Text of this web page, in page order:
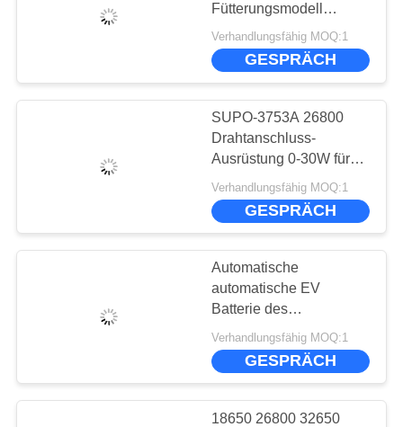
JETZT.
SITEMAP
POLICY
Fütterungsmodell
SUPO-3753A EV-
Batterie-18650
Verhandlungsfähig MOQ:1
GESPRÄCH
SUPO-3753A 26800
Drahtanschluss-
Ausrüstung 0-30W für
Batterie-Satz
Verhandlungsfähig MOQ:1
GESPRÄCH
Automatische
automatische EV
Batterie des
Drahtanschluss-SUPO-
3741 der Ausrüstungs-
32650
Verhandlungsfähig MOQ:1
GESPRÄCH
18650 26800 32650